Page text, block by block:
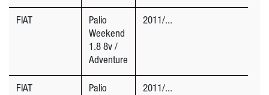
FIAT
Palio
Weekend
1.8 8v /
Adventure
2011/...
FIAT
Palio
2011/...